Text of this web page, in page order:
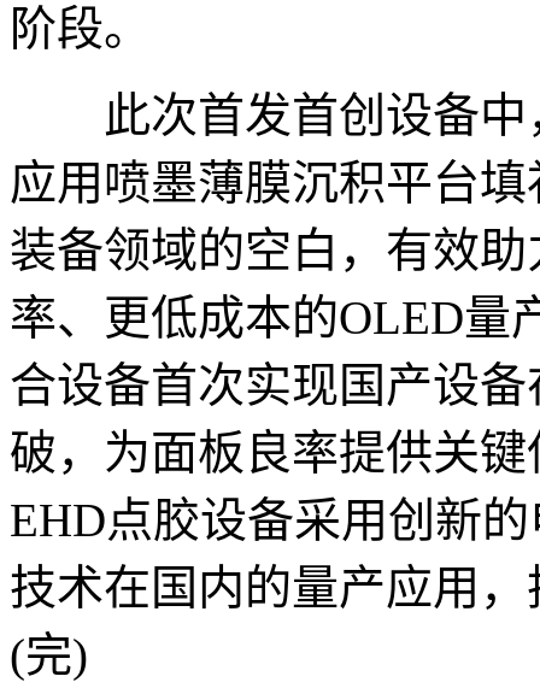
阶段。
此次首发首创设备中
应用喷墨薄膜沉积平台
装备领域的空白，有效
率、更低成本的OLED量
合设备首次实现国产设
破，为面板良率提供关
EHD点胶设备采用创新
技术在国内的量产应用
(完)